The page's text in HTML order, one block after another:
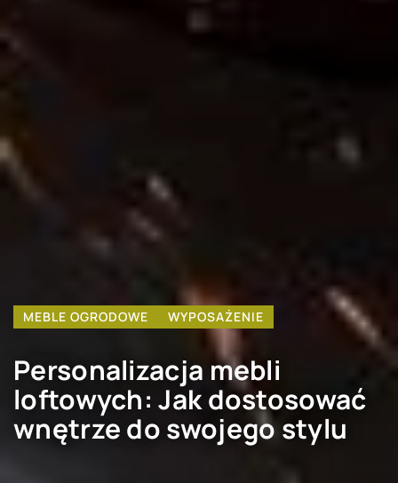
MEBLE OGRODOWE WYPOSAŻENIE
Personalizacja mebli
loftowych: Jak dostosować
wnętrze do swojego stylu